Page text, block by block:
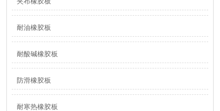
耐油橡胶板
耐酸碱橡胶板
防滑橡胶板
耐寒热橡胶板